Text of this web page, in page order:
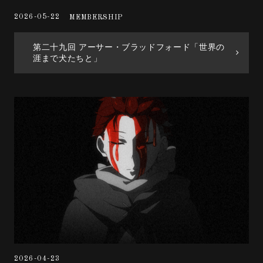
2026-05-22 MEMBERSHIP
第二十九回 アーサー・ブラッドフォード「世界の
涯まで犬たちと」
2026-04-23